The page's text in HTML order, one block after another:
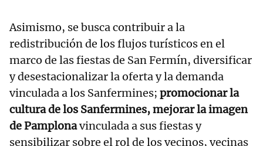
Asimismo, se busca contribuir a la
redistribución de los flujos turísticos en el
marco de las fiestas de San Fermín, diversificar
y desestacionalizar la oferta y la demanda
vinculada a los Sanfermines; promocionar la
cultura de los Sanfermines, mejorar la imagen
de Pamplonavinculada a sus fiestas y
sensibilizar sobre el rol de los vecinos, vecinas